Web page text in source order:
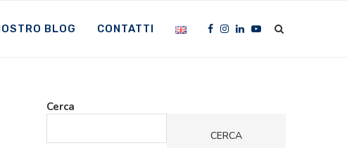
BLOG CONTATTI
Cerca
CERCA